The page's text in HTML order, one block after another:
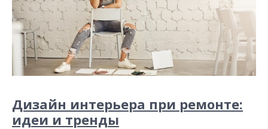
Дизайн интерьера при ремонте:
идеи и тренды